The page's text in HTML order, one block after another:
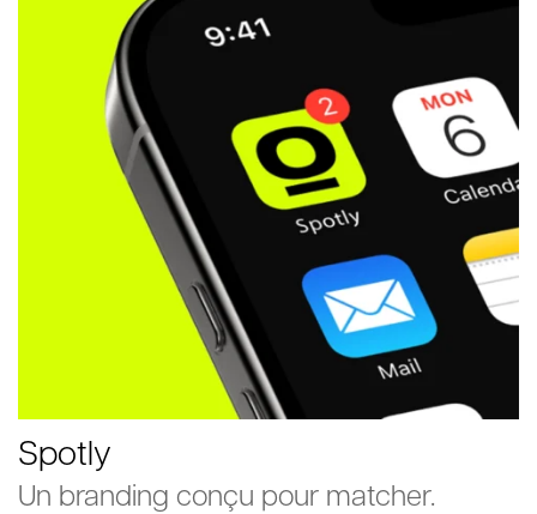
Spotly
Un branding conçu pour matcher.